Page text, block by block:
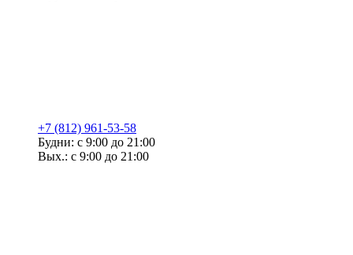
+7 (812) 961-53-58
Будни: с 9:00 до 21:00
Вых.: с 9:00 до 21:00